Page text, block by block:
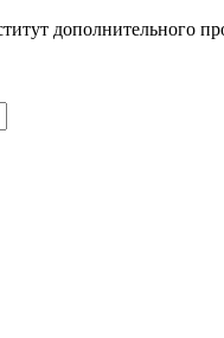
дополнительного